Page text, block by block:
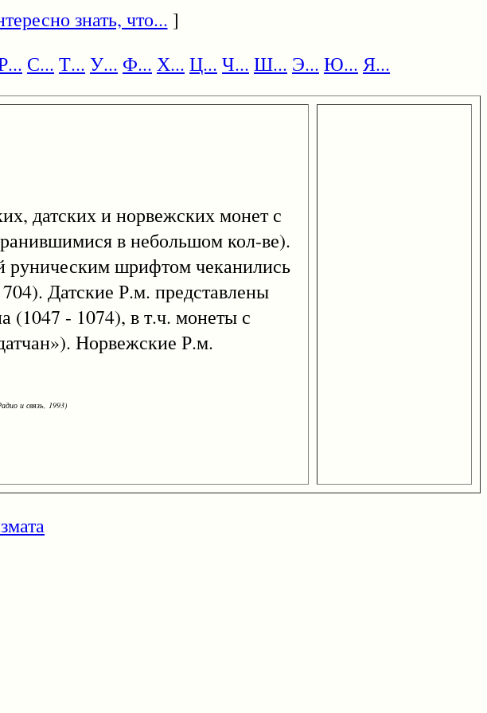
знать, что... ]
С... Т... У... Ф... Х... Ц... Ч... Ш... Э... Ю... Я...
датских и норвежских монет с
в небольшом кол-ве).
руническим шрифтом чеканились
Датские Р.м. представлены
(1047 - 1074), в т.ч. монеты с
Норвежские Р.м.
и связь, 1993)